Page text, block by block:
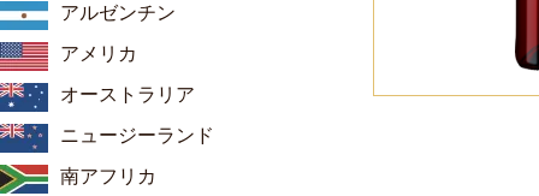
アルゼンチン
アメリカ
オーストラリア
ニュージーランド
南アフリカ